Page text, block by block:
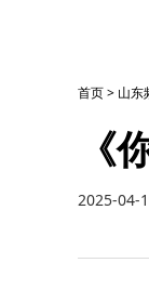
首页> 山东
2025-04-